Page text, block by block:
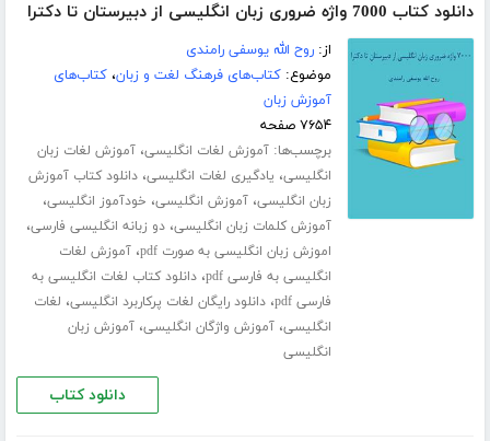
دانلود کتاب 7000 واژه ضروری زبان انگلیسی از دبیرستان تا دکترا
از:روح الله یوسفی رامندی
موضوع:کتاب‌های فرهنگ لغت و زبان،کتاب‌های
آموزش زبان
۷۶۵۴ صفحه
برچسب‌ها:آموزش لغات انگلیسی،آموزش لغات زبان
انگلیسی، یادگیری لغات انگلیسی،دانلود کتاب آموزش
زبان انگلیسی،آموزش انگلیسی، خودآموز انگلیسی،
آموزش کلمات زبان انگلیسی،دو زبانه انگلیسی فارسی،
اموزش زبان انگلیسی به صورت pdf ،آموزش لغات
انگلیسی به فارسی pdf
،دانلود کتاب لغات انگلیسی به
فارسی pdf
،دانلود رایگان لغات پرکاربرد انگلیسی، لغات
انگلیسی،آموزش واژگان انگلیسی،آموزش زبان
انگلیسی
دانلود کتاب